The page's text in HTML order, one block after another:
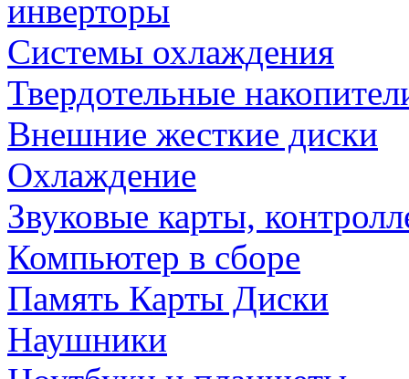
инверторы
Системы охлаждения
Твердотельные
Внешние жесткие диски
Охлаждение
Звуковые карты,
Компьютер в сборе
Память Карты Диски
Наушники